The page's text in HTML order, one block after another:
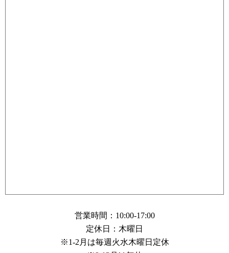
営業時間：10:00-17:00
定休日：木曜日
※1-2月は毎週火水木曜日定休